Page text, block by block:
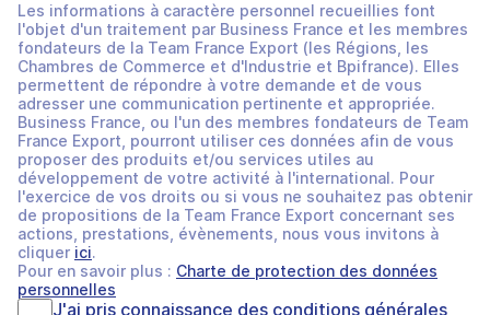
Les informations à caractère personnel recueillies font
l'objet d'un traitement par Business France et les membres
fondateurs de la Team France Export (les Régions, les
Chambres de Commerce et d'Industrie et Bpifrance). Elles
permettent de répondre à votre demande et de vous
adresser une communication pertinente et appropriée.
Business France, ou l'un des membres fondateurs de Team
France Export, pourront utiliser ces données afin de vous
proposer des produits et/ou services utiles au
développement de votre activité à l'international. Pour
l'exercice de vos droits ou si vous ne souhaitez pas obtenir
de propositions de la Team France Export concernant ses
actions, prestations, évènements, nous vous invitons à
cliquer ici.
Pour en savoir plus : Charte de protection des données
personnelles
J'ai pris connaissance des conditions générales